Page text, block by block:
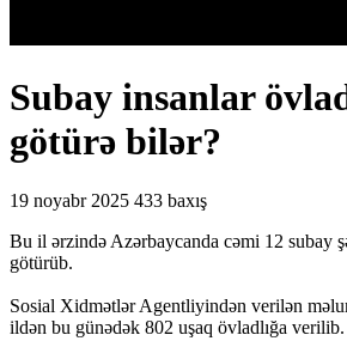
Subay insanlar
götürə bilər?
19 noyabr 2025 433 baxış
Bu il ərzində Azərbaycanda cəmi 12 subay
götürüb.
Sosial Xidmətlər Agentliyindən verilən
ildən bu günədək 802 uşaq övladlığa verilib.